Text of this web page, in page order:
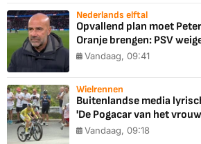
Nederlands elftal
Opvallend plan moet
Oranje brengen: PSV
Vandaag, 09:41
Wielrennen
Buitenlandse media
'De Pogacar van het
Vandaag, 09:18